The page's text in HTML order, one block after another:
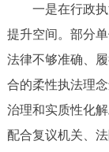
一是在行政执
提升空间。部分
法律不够准确、
合的柔性执法理
治理和实质性化
配合复议机关、